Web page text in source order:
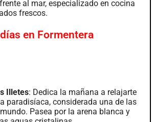
al mar, especializado en cocina
frescos.
en Formentera
Illetes: Dedica la mañana a relajarte
paradisíaca, considerada una de las
Pasea por la arena blanca y